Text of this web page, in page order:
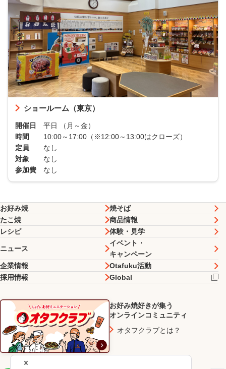
ショールーム（東京）
開催日
平日 （月～金）
時間
10:00～17:00（※12:00～13:00はクローズ）
定員
なし
対象
なし
参加費
なし
お好み焼
焼そば
たこ焼
商品情報
レシピ
体験・見学
ニュース
イベント・
キャンペーン
企業情報
Otafuku活動
採用情報
Global
お好み焼好きが集う
オンラインコミュニティ
オタフクラブとは？